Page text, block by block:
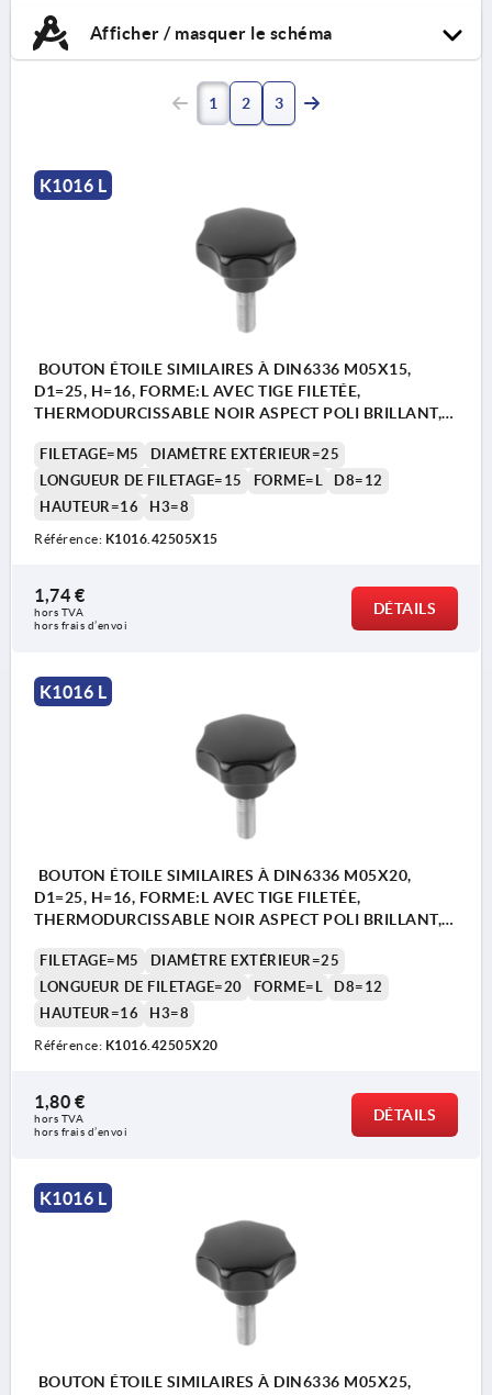
Afficher / masquer le schéma
1 2 3
K1016 L
BOUTON ÉTOILE SIMILAIRES À DIN6336 M05X15,
D1=25, H=16, FORME:L AVEC TIGE FILETÉE,
THERMODURCISSABLE NOIR ASPECT POLI BRILLANT,
FILETAGE=M5
DIAMÈTRE EXTÉRIEUR=25
LONGUEUR DE FILETAGE=15
FORME=L
D8=12
HAUTEUR=16
H3=8
Référence: K1016.42505X15
1,74 €
hors TVA
hors frais d’envoi
DÉTAILS
K1016 L
BOUTON ÉTOILE SIMILAIRES À DIN6336 M05X20,
D1=25, H=16, FORME:L AVEC TIGE FILETÉE,
THERMODURCISSABLE NOIR ASPECT POLI BRILLANT,
FILETAGE=M5
DIAMÈTRE EXTÉRIEUR=25
LONGUEUR DE FILETAGE=20
FORME=L
D8=12
HAUTEUR=16
H3=8
Référence: K1016.42505X20
1,80 €
hors TVA
hors frais d’envoi
DÉTAILS
K1016 L
BOUTON ÉTOILE SIMILAIRES À DIN6336 M05X25,